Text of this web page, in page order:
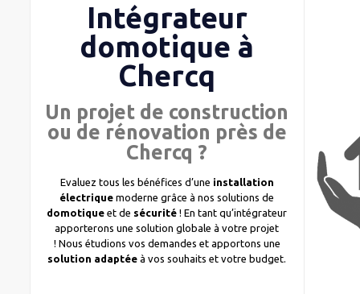
Intégrateur
domotique à
Chercq
Un projet de construction
ou de rénovation près de
Chercq ?
Evaluez tous les bénéfices d’une installation
électrique moderne grâce à nos solutions de
domotique et de sécurité ! En tant qu’intégrateur
apporterons une solution globale à votre projet
! Nous étudions vos demandes et apportons une
solution adaptéeà vos souhaits et votre budget.